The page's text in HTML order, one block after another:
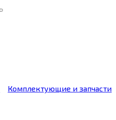
Комплектующие и запчасти